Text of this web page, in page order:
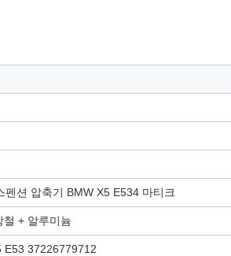
펜션 압축기 BMW X5 E534 마티크
철 + 알루미늄
E53 37226779712